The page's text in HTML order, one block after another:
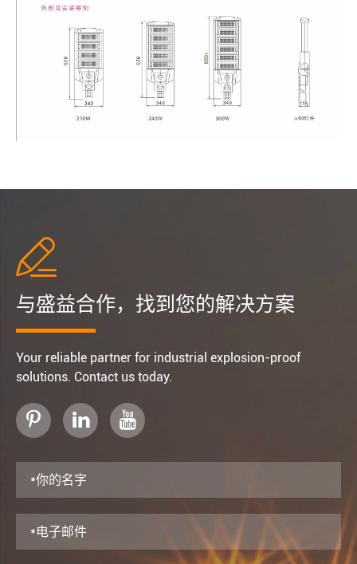

与盛益合作，找到您的解决方案
Your reliable partner for industrial explosion-proof
solutions. Contact us today.